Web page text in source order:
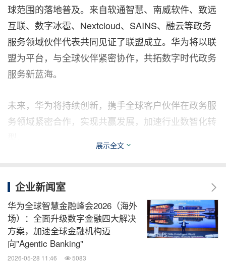
球范围的落地普及。来自软通智慧、南威软件、致远
互联、数字冰雹、Nextcloud、SAINS、融云等政务
服务领域伙伴代表共同见证了联盟成立。华为将以联
盟为平台，与全球伙伴紧密协作，共拓数字时代政务
服务新蓝海。
未来，华为将持续创新，携手全球客户伙伴在政务服
务领域紧密合作，实现共赢发展，加速行业数智化转
全球TMT
微信公众号“全球TMT”发布全球互联网、科
技、媒体、通讯企业的经营动态、财报信
展示全文
企业新闻室
华为全球智慧金融峰会2026（海外
场）：全面升级数字金融四大解决
方案，加速全球金融机构迈
向"Agentic Banking"
2026-05-28 11:46 5083